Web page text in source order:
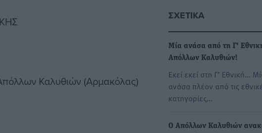
Καλυθιών (Αρμακόλας)
ΣΧΕΤΙΚΆ
Μία ανάσα από τη Γ'
Απόλλων Καλυθιών!
Εκεί εκεί στη Γ’ Εθνική…
ανάσα πλέον από τις
κατηγορίες…
Ο Απόλλων Καλυθιών